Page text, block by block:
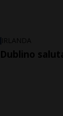
IRLANDA
Dublino